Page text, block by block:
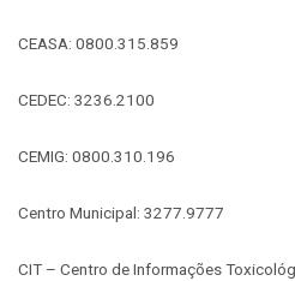
CEASA: 0800.315.859
CEDEC: 3236.2100
CEMIG: 0800.310.196
Centro Municipal: 3277.9777
CIT – Centro de Informações